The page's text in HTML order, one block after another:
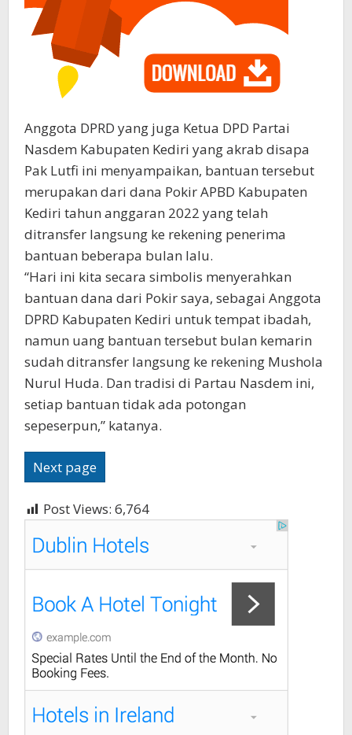
Anggota DPRD yang juga Ketua DPD Partai
Nasdem Kabupaten Kediri yang akrab disapa
Pak Lutfi ini menyampaikan, bantuan tersebut
merupakan dari dana Pokir APBD Kabupaten
Kediri tahun anggaran 2022 yang telah
ditransfer langsung ke rekening penerima
bantuan beberapa bulan lalu.
“Hari ini kita secara simbolis menyerahkan
bantuan dana dari Pokir saya, sebagai Anggota
DPRD Kabupaten Kediri untuk tempat ibadah,
namun uang bantuan tersebut bulan kemarin
sudah ditransfer langsung ke rekening Mushola
Nurul Huda. Dan tradisi di Partau Nasdem ini,
setiap bantuan tidak ada potongan
sepeserpun,” katanya.
Next page
Post Views: 6,764